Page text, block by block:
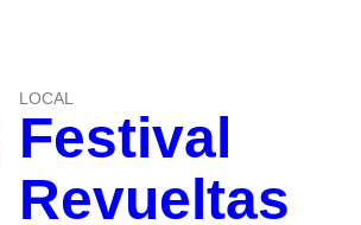
LOCAL
Festival
Revueltas